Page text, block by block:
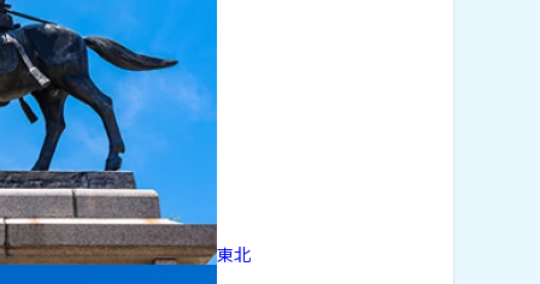
東北